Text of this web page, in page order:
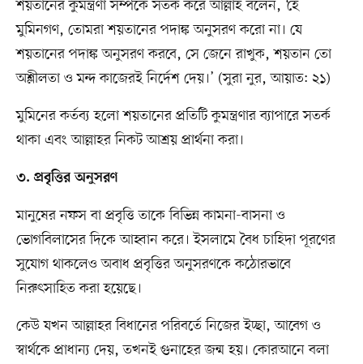
শয়তানের কুমন্ত্রণা সম্পর্কে সতর্ক করে আল্লাহ বলেন, ‘হে
মুমিনগণ, তোমরা শয়তানের পদাঙ্ক অনুসরণ করো না। যে
শয়তানের পদাঙ্ক অনুসরণ করবে, সে জেনে রাখুক, শয়তান তো
অশ্লীলতা ও মন্দ কাজেরই নির্দেশ দেয়।’ (সুরা নুর, আয়াত: ২১)
মুমিনের কর্তব্য হলো শয়তানের প্রতিটি কুমন্ত্রণার ব্যাপারে সতর্ক
থাকা এবং আল্লাহর নিকট আশ্রয় প্রার্থনা করা।
৩. প্রবৃত্তির অনুসরণ
মানুষের নফস বা প্রবৃত্তি তাকে বিভিন্ন কামনা-বাসনা ও
ভোগবিলাসের দিকে আহ্বান করে। ইসলামে বৈধ চাহিদা পূরণের
সুযোগ থাকলেও অবাধ প্রবৃত্তির অনুসরণকে কঠোরভাবে
নিরুৎসাহিত করা হয়েছে।
কেউ যখন আল্লাহর বিধানের পরিবর্তে নিজের ইচ্ছা, আবেগ ও
স্বার্থকে প্রাধান্য দেয়, তখনই গুনাহের জন্ম হয়। কোরআনে বলা